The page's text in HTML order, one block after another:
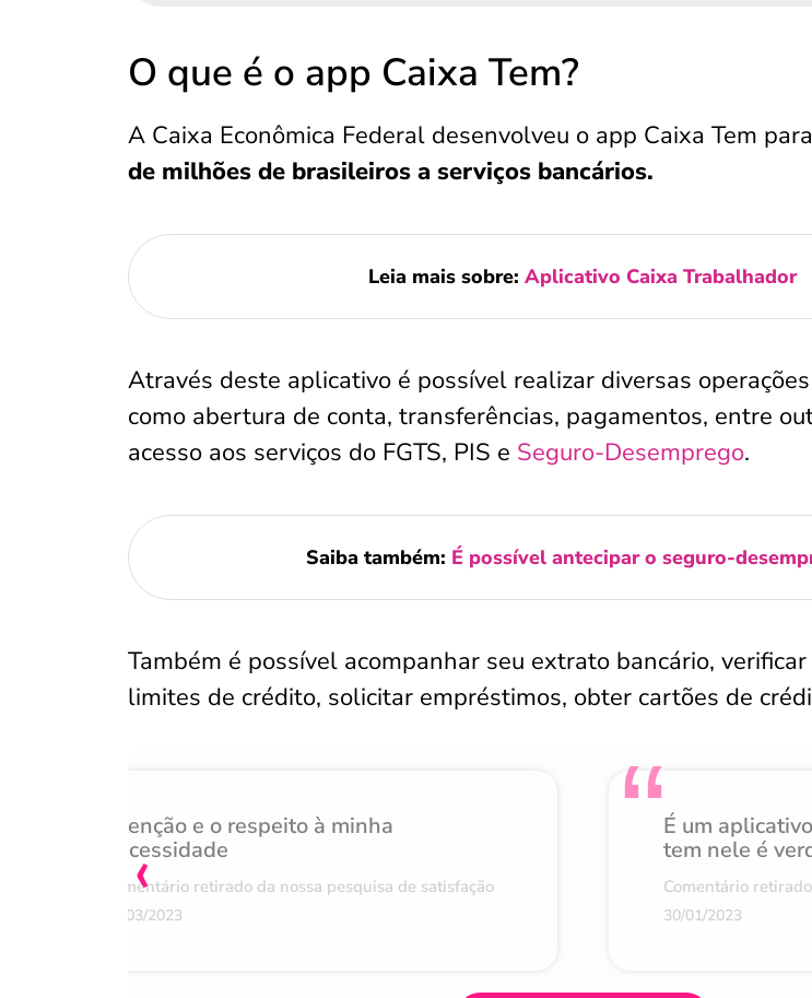
O que é o app Caixa Tem?
A Caixa Econômica Federal desenvolveu o app Caixa Tem para
de milhões de brasileiros a serviços bancários.
Leia mais sobre:Aplicativo Caixa Trabalhador
Através deste aplicativo é possível realizar diversas
como abertura de conta, transferências, pagamentos, entre
acesso aos serviços do FGTS, PIS e Seguro-Desemprego.
Saiba também: É possível antecipar o seguro-
Também é possível acompanhar seu extrato bancário,
limites de crédito, solicitar empréstimos, obter cartões de
Atenção e o respeito à minha
necessidade
Comentário retirado da nossa pesquisa de satisfação
07/03/2023
É um
tem nele é
Comentário
30/01/2023
‹